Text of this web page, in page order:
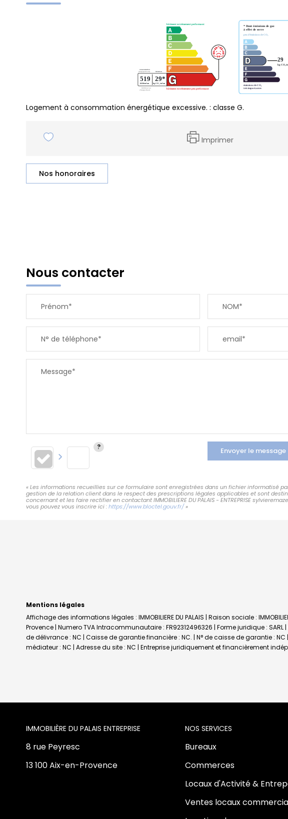
Logement à consommation énergétique excessive. : classe G.
Imprimer
Nos honoraires
Nous contacter
Prénom* NOM*
N° de téléphone* email*
Message*
Envoyer le message
« Les informations recueillies sur ce formulaire sont enregistrées dans un fichier informatisé par
gestion de la relation client dans le respect des prescriptions légales applicables et sont
concernant et les faire rectifier en contactant IMMOBILIERE DU PALAIS - ENTREPRISE
vous pouvez vous inscrire ici : https://www.bloctel.gouv.fr/»
Mentions légales
Affichage des informations légales : IMMOBILIERE DU PALAIS | Raison sociale :
Provence | Numero TVA Intracommunautaire : FR92312496326 | Forme juridique : SARL
de délivrance : NC | Caisse de garantie financière : NC. | N° de caisse de garantie :
médiateur : NC | Adresse du site : NC | Entreprise juridiquement et financièrement
L'AGENCE
8 rue Peyresc
13 100 Aix-en-Provence
NOS SERVICES
Bureaux
Commerces
Locaux d'Activité &
Ventes locaux